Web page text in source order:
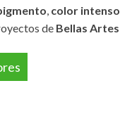
color intenso
de Bellas Artes